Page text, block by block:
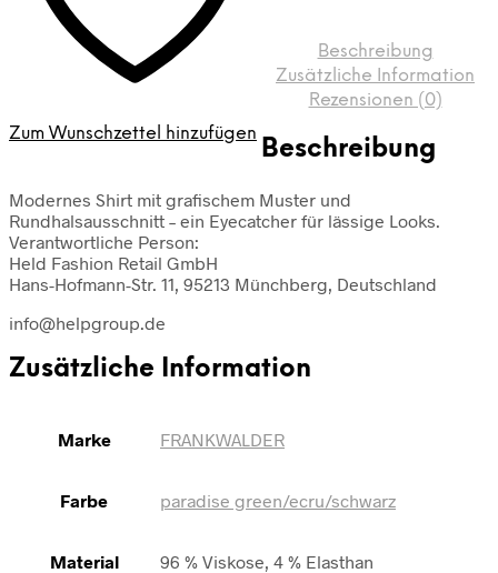
Zum Wunschzettel hinzufügen
Beschreibung
Zusätzliche Information
Rezensionen (0)
Beschreibung
Modernes Shirt mit grafischem Muster und
Rundhalsausschnitt – ein Eyecatcher für lässige Looks.
Verantwortliche Person:
Held Fashion Retail GmbH
Hans-Hofmann-Str. 11, 95213 Münchberg, Deutschland
info@helpgroup.de
Zusätzliche Information
Marke FRANKWALDER
Farbe paradise green/ecru/schwarz
Material 96 % Viskose, 4 % Elasthan